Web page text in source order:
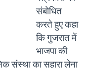
संबोधित
करते हुए कहा
कि गुजरात में
भाजपा की
संस्था का सहारा लेना